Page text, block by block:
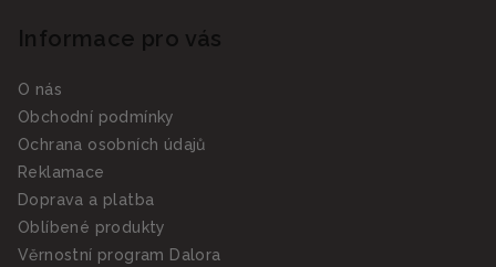
Informace pro vás
O nás
Obchodní podmínky
Ochrana osobních údajů
Reklamace
Doprava a platba
Oblíbené produkty
Věrnostní program Dalora